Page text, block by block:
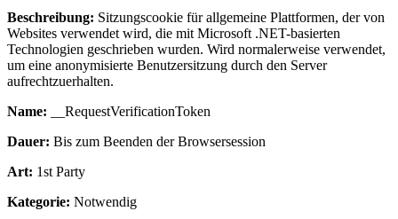
Beschreibung: Sitzungscookie für allgemeine Plattformen, der von
Websites verwendet wird, die mit Microsoft .NET-basierten
Technologien geschrieben wurden. Wird normalerweise verwendet,
um eine anonymisierte Benutzersitzung durch den Server
aufrechtzuerhalten.
Name: __RequestVerificationToken
Dauer: Bis zum Beenden der Browsersession
Art: 1st Party
Kategorie: Notwendig